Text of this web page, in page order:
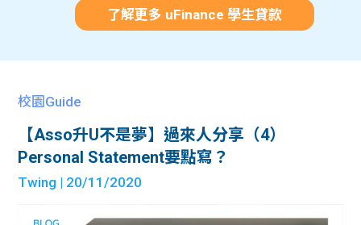
了解更多 uFinance 學生貸款
校園Guide
【Asso升U不是夢】過來人分享（4）
Personal Statement要點寫？
Twing | 20/11/2020